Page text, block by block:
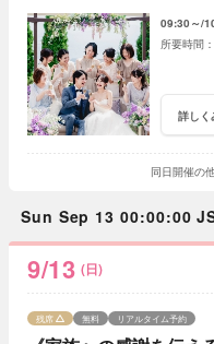
09:30～
詳しく
同日開催の
Sun Sep 13 00:00:00
9/13 (日)
残席 無料 リアルタイム予約